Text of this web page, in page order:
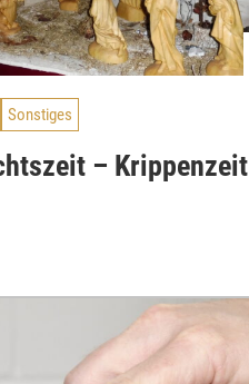
Sonstiges
– Krippenzeit